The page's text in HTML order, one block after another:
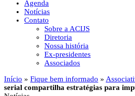
Agenda
Notícias
Contato
Sobre a ACIJS
Diretoria
Nossa história
Ex-presidentes
Associados
Início » Fique bem informado »
serial compartilha estratégias para